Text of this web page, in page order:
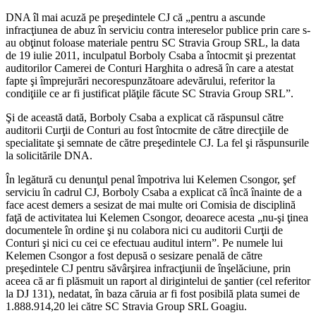
DNA îl mai acuză pe preşedintele CJ că „pentru a ascunde
infracţiunea de abuz în serviciu contra intereselor publice prin care s-
au obţinut foloase materiale pentru SC Stravia Group SRL, la data
de 19 iulie 2011, inculpatul Borboly Csaba a întocmit şi prezentat
auditorilor Camerei de Conturi Harghita o adresă în care a atestat
fapte şi împrejurări necorespunzătoare adevărului, referitor la
condiţiile ce ar fi justificat plăţile făcute SC Stravia Group SRL”.
Şi de această dată, Borboly Csaba a explicat că răspunsul către
auditorii Curţii de Conturi au fost întocmite de către direcţiile de
specialitate şi semnate de către preşedintele CJ. La fel şi răspunsurile
la solicitările DNA.
În legătură cu denunţul penal împotriva lui Kelemen Csongor, şef
serviciu în cadrul CJ, Borboly Csaba a explicat că încă înainte de a
face acest demers a sesizat de mai multe ori Comisia de disciplină
faţă de activitatea lui Kelemen Csongor, deoarece acesta „nu-şi ţinea
documentele în ordine şi nu colabora nici cu auditorii Curţii de
Conturi şi nici cu cei ce efectuau auditul intern”. Pe numele lui
Kelemen Csongor a fost depusă o sesizare penală de către
preşedintele CJ pentru săvârşirea infracţiunii de înşelăciune, prin
aceea că ar fi plăsmuit un raport al dirigintelui de şantier (cel referitor
la DJ 131), nedatat, în baza căruia ar fi fost posibilă plata sumei de
1.888.914,20 lei către SC Stravia Group SRL Goagiu.